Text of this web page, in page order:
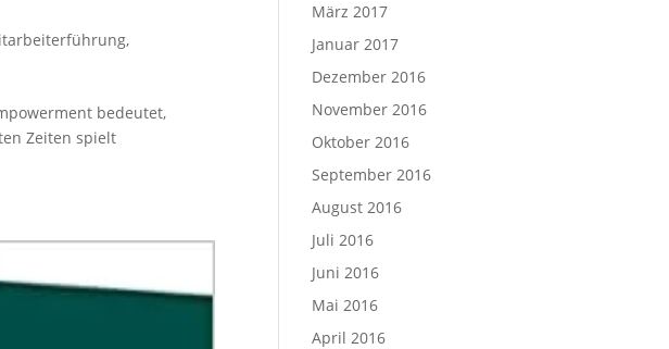
,
bedeutet,
Zeiten spielt
März 2017
Januar 2017
Dezember 2016
November 2016
Oktober 2016
September 2016
August 2016
Juli 2016
Juni 2016
Mai 2016
April 2016